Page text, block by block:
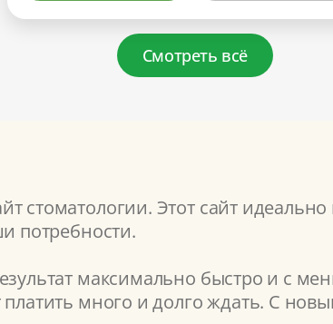
Смотреть всё
стоматологии. Этот сайт
потребности.
максимально быстро и с
много и долго ждать. С